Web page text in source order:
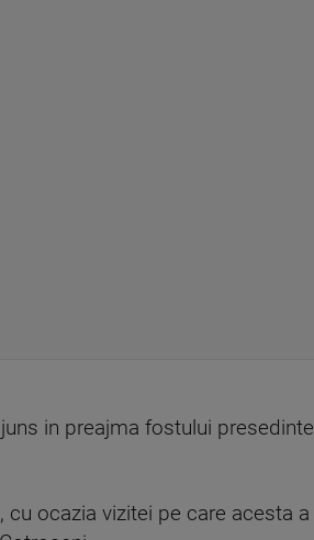
in preajma fostului presedinte
cu ocazia vizitei pe care acesta a